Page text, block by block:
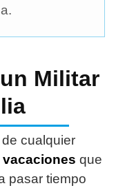
Militar
cualquier
que
pasar tiempo